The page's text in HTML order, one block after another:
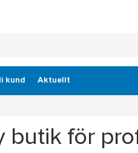
kund Aktuellt
butik för